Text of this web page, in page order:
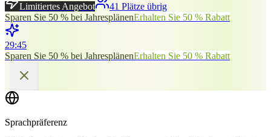
Limitiertes Angebot
41 Plätze übrig
Sparen Sie 50 % bei JahresplänenErhalten Sie 50 % Rabatt
29:45
Sparen Sie 50 % bei JahresplänenErhalten Sie 50 % Rabatt
Sprachpräferenz